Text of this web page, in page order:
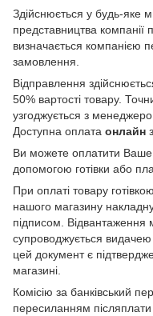
Здійснюється у будь-яке
представництва компанії
визначається компанією
замовлення.
Відправлення
50% вартості товару.
узгоджується з
Доступна оплата онлайн
Ви можете оплатити
допомогою готівки або
При оплаті товару
нашого магазину
підписом. Відвантаження
супроводжується
цей документ є
магазині.
Комісію за банківський
пересиланням